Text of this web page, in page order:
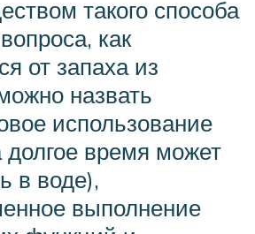
такого способа
как
от запаха из
назвать
использование
долгое время может
в воде),
выполнение